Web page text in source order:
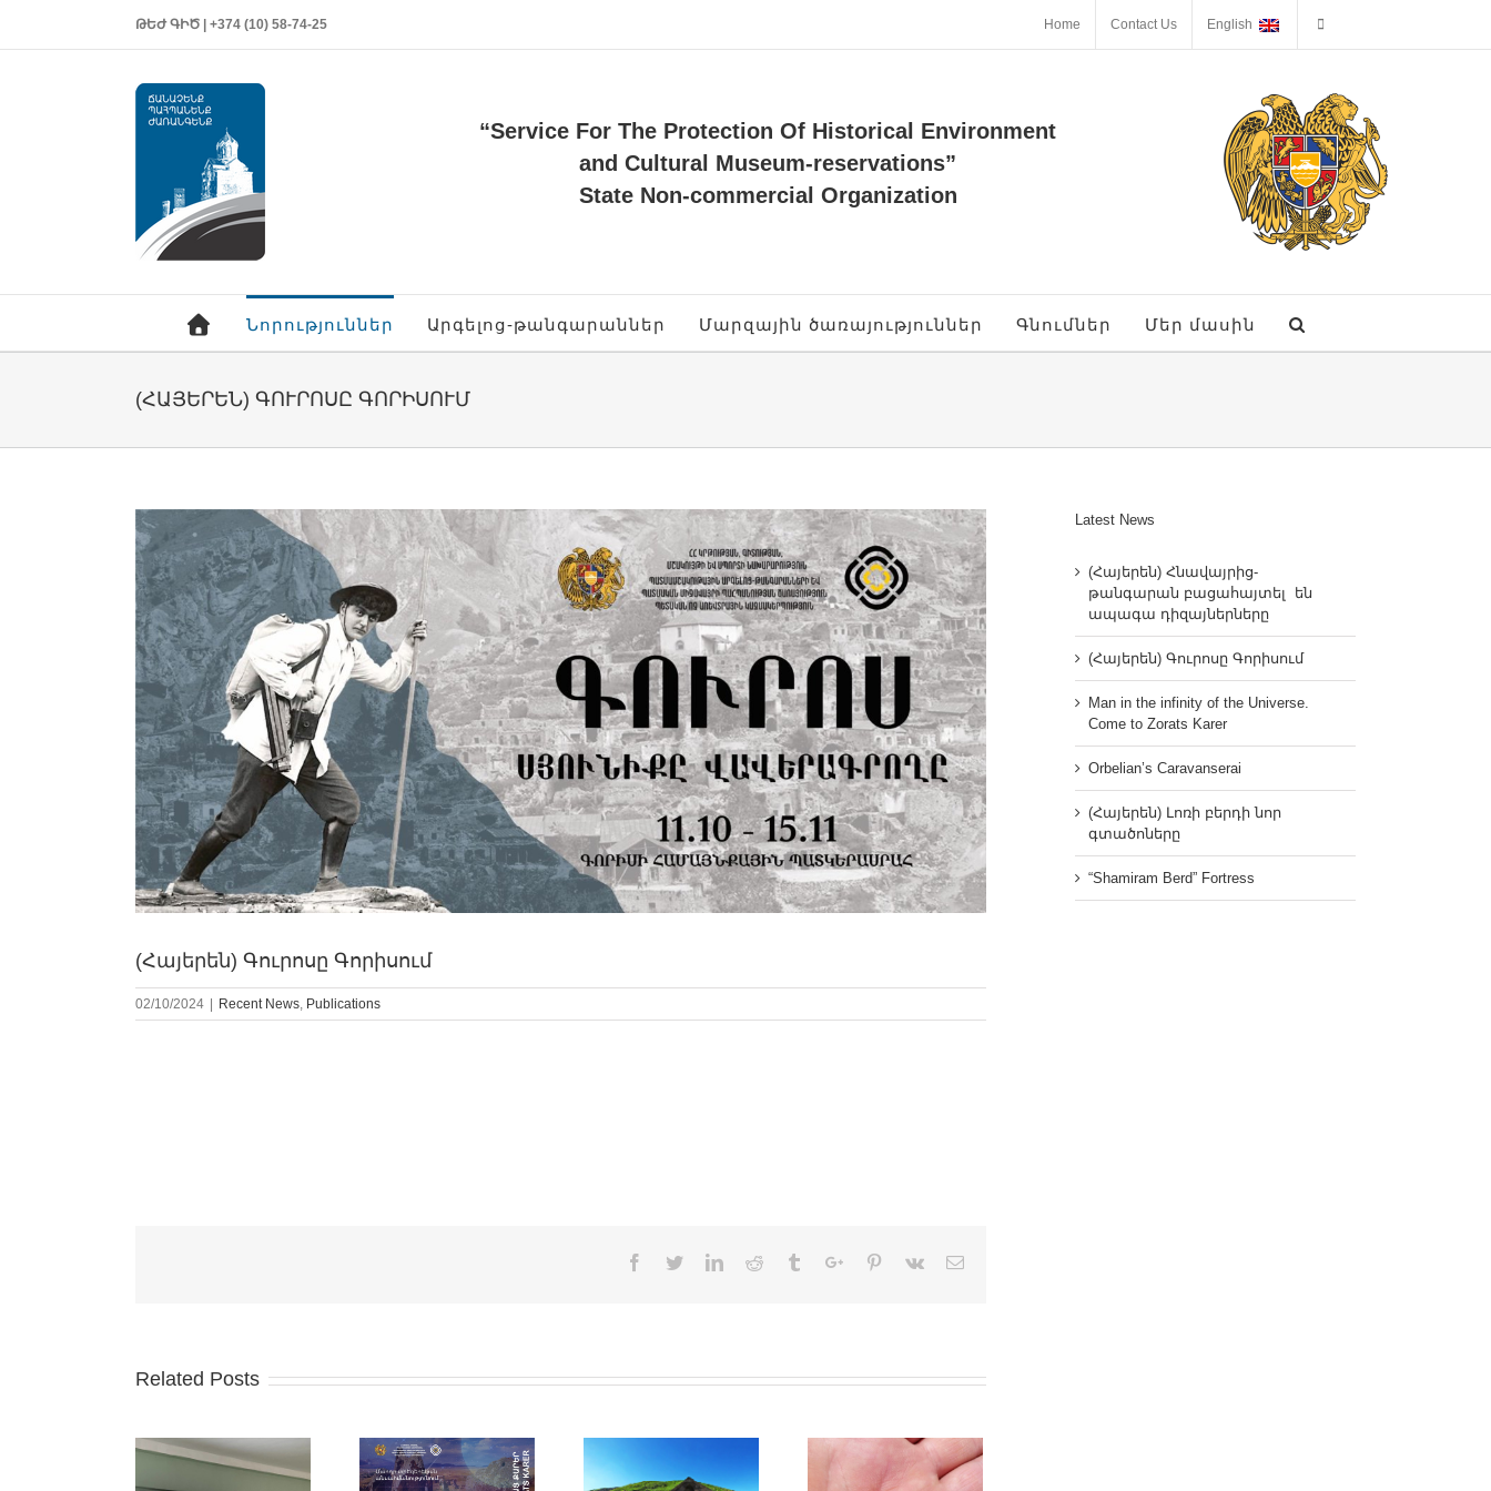
ԹԵԺ ԳԻԾ | +374 (10) 58-74-25 Home Contact Us English
“Service For The Protection Of Historical Environment
and Cultural Museum-reservations”
State Non-commercial Organization
Նորություններ Արգելոց-թանգարաններ Մարզային ծառայություններ Գնումներ Մեր մասին
(ՀԱՅԵՐԵՆ) ԳՈՒՐՈՍԸ ԳՈՐԻՍՈՒՄ
View
Larger
Image
(Հայերեն) Գուրոսը Գորիսում
02/10/2024 Recent News, Publications
Facebook
TwitterLinkedinReddit TumblrGoogle+Pinterest
Vk Email
Related Posts
Latest News
(Հայերեն) Հնավայրից-
թանգարան բացահայտել են
ապագա դիզայներները
(Հայերեն) Գուրոսը Գորիսում
Man in the infinity of the Universe.
Come to Zorats Karer
Orbelian’s Caravanserai
(Հայերեն) Լոռի բերդի նոր
գտածոները
“Shamiram Berd” Fortress